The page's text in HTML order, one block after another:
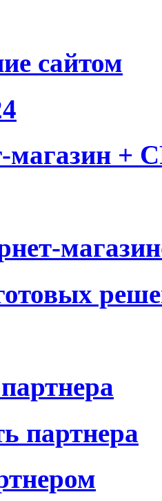
сайтом
магазин +
партнера